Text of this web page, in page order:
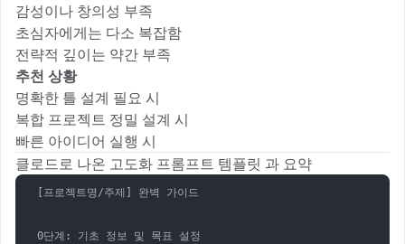
감성이나 창의성 부족
초심자에게는 다소 복잡함
전략적 깊이는 약간 부족
추천 상황
명확한 틀 설계 필요 시
복합 프로젝트 정밀 설계 시
빠른 아이디어 실행 시
클로드로 나온 고도화 프롬프트 템플릿 과 요약
[프로젝트명/주제] 완벽 가이드
0단계: 기초 정보 및 목표 설정